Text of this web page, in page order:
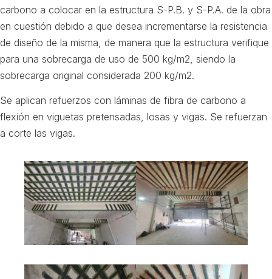
carbono a colocar en la estructura S-P.B. y S-P.A. de la obra
en cuestión debido a que desea incrementarse la resistencia
de diseño de la misma, de manera que la estructura verifique
para una sobrecarga de uso de 500 kg/m2, siendo la
sobrecarga original considerada 200 kg/m2.
Se aplican refuerzos con láminas de fibra de carbono a
flexión en viguetas pretensadas, losas y vigas. Se refuerzan
a corte las vigas.